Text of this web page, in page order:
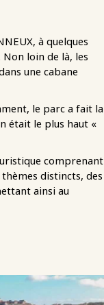
à quelques
loin de là, les
une cabane
le parc a fait la
était le plus haut «
comprenant
distincts, des
ainsi au